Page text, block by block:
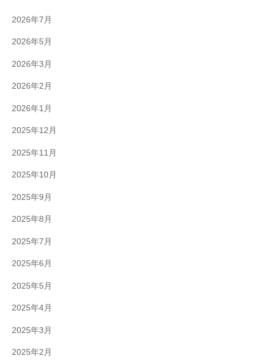
2026年7月
2026年5月
2026年3月
2026年2月
2026年1月
2025年12月
2025年11月
2025年10月
2025年9月
2025年8月
2025年7月
2025年6月
2025年5月
2025年4月
2025年3月
2025年2月